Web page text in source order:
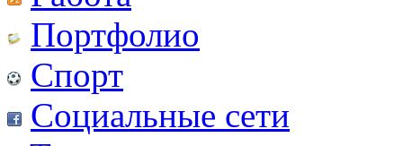
Портфолио
Спорт
Социальные сети